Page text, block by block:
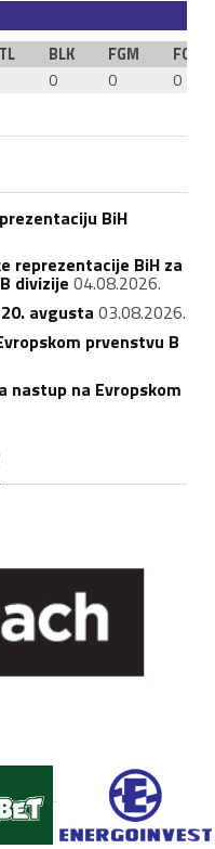
BLK FGM
FGA
0 0 0
BiH
reprezentacije BiH za
divizije 04.08.2026.
avgusta 03.08.2026.
prvenstvu B
nastup na Evropskom